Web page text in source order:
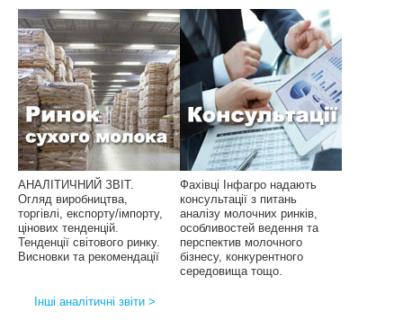
АНАЛІТИЧНИЙ ЗВІТ.
Огляд виробництва,
торгівлі, експорту/імпорту,
цінових тенденцій.
Тенденції світового ринку.
Висновки та рекомендації
Фахівці Інфагро надають
консультації з питань
аналізу молочних ринків,
особливостей ведення та
перспектив молочного
бізнесу, конкурентного
середовища тощо.
Інші аналітичні звіти >